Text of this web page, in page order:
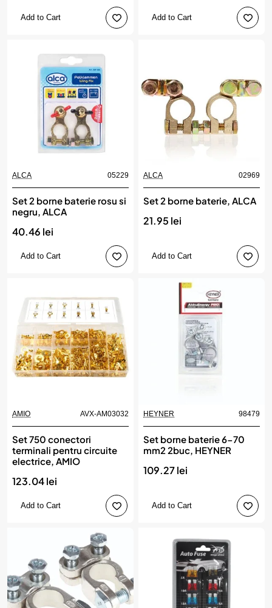
Add to Cart Add to Cart
ALCA 05229
Set 2 borne baterie rosu si
negru, ALCA
40.46 lei
Add to Cart
ALCA 02969
Set 2 borne baterie, ALCA
21.95 lei
Add to Cart
AMIO AVX-AM03032
Set 750 conectori
terminali pentru circuite
electrice, AMIO
123.04 lei
Add to Cart
HEYNER 98479
Set borne baterie 6-70
mm2 2buc, HEYNER
109.27 lei
Add to Cart